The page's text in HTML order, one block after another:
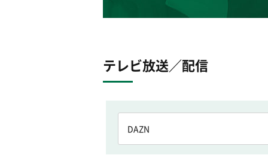
テレビ放送／配信
DAZN